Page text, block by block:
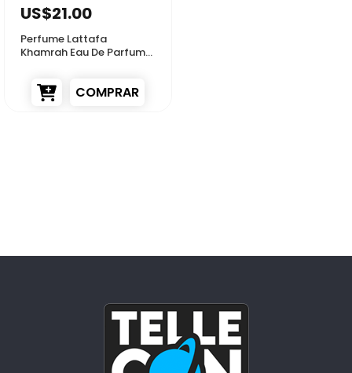
US$21.00
Perfume Lattafa
Khamrah Eau De Parfum
COMPRAR